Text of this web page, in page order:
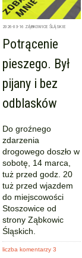
2026-03-16 ZĄBKOWICE ŚLĄSKIE
Potrącenie
pieszego. Był
pijany i bez
odblasków
Do groźnego
zdarzenia
drogowego doszło w
sobotę, 14 marca,
tuż przed godz. 20
tuż przed wjazdem
do miejscowości
Stoszowice od
strony Ząbkowic
Śląskich.
liczba komentarzy 3